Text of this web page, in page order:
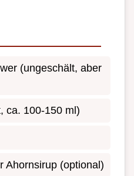
(ungeschält, aber
ca. 100-150 ml)
Ahornsirup (optional)